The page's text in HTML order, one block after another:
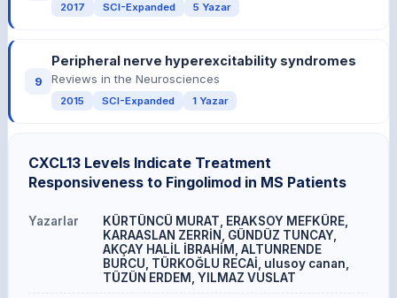
2017 SCI-Expanded 5 Yazar
9
Peripheral nerve hyperexcitability syndromes
Reviews in the Neurosciences
2015 SCI-Expanded 1 Yazar
CXCL13 Levels Indicate Treatment
Responsiveness to Fingolimod in MS Patients
Yazarlar
KÜRTÜNCÜ MURAT, ERAKSOY MEFKÜRE,
KARAASLAN ZERRİN, GÜNDÜZ TUNCAY,
AKÇAY HALİL İBRAHİM, ALTUNRENDE
BURCU, TÜRKOĞLU RECAİ, ulusoy canan,
TÜZÜN ERDEM, YILMAZ VUSLAT